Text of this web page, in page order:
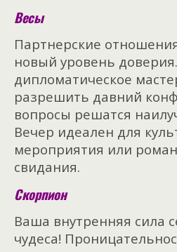
Весы
Партнерские
новый уровень
дипломатическое
разрешить давний
вопросы решатся
Вечер идеален для
мероприятия или
свидания.
Скорпион
Ваша внутренняя сила
чудеса!